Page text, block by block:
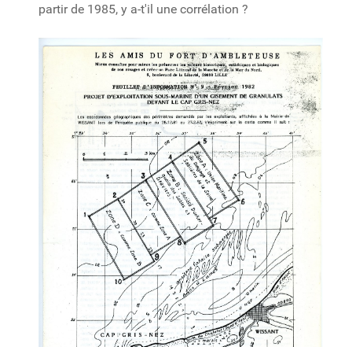
partir de 1985, y a-t'il une corrélation ?